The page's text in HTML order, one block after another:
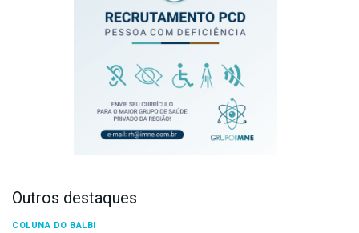
Outros destaques
COLUNA DO BALBI